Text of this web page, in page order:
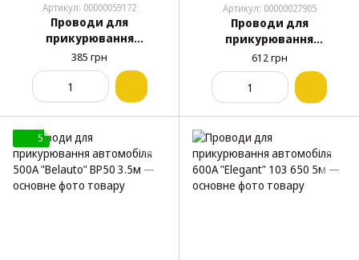
Артикул: 00000059172
Проводи для
прикурювання
автомобіля 400А
"Elegant" 103 430 3м
385 грн
Артикул: 00000027905
Проводи для
прикурювання
автомобіля 400А
"Belauto" BP40 3м
612 грн
5